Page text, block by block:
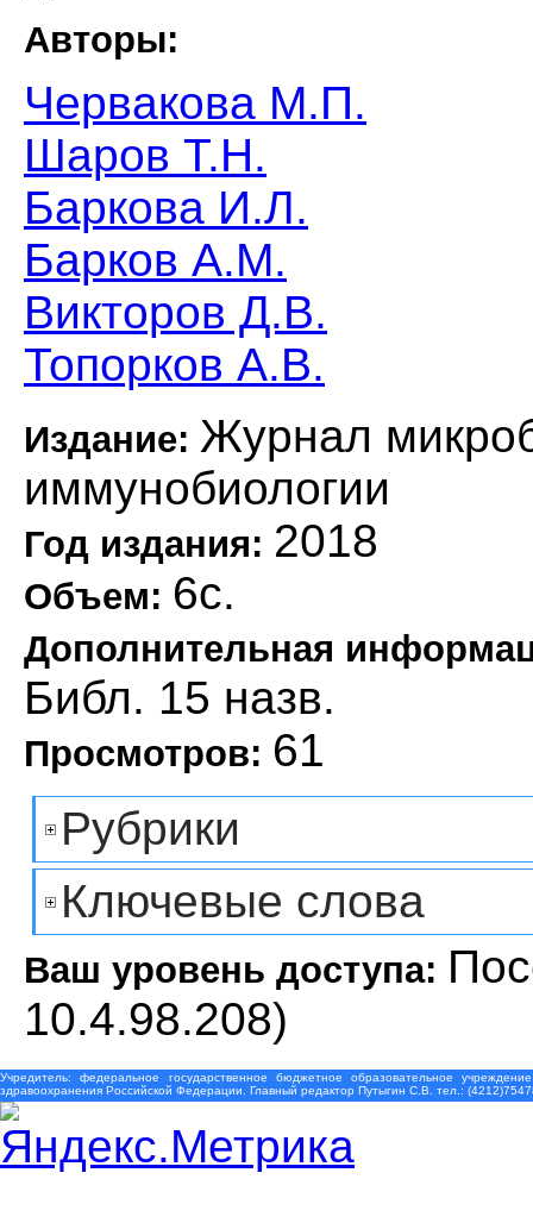
Авторы:
Червакова М.П.
Шаров Т.Н.
Баркова И.Л.
Барков А.М.
Викторов Д.В.
Топорков А.В.
Издание: Журнал
иммунобиологии
Год издания: 2018
Объем: 6с.
Дополнительная
Библ. 15 назв.
Просмотров: 61
Рубрики
Ключевые слова
Ваш уровень доступа:
10.4.98.208)
Учредитель: федеральное государственное бюджетное образовательное
здравоохранения Российской Федерации. Главный редактор Путыгин С.В. тел.: